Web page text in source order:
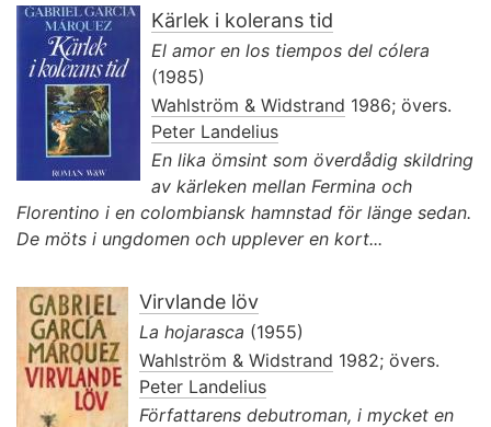
Kärlek i kolerans tid
El amor en los tiempos del cólera
(1985)
Wahlström & Widstrand 1986; övers.
Peter Landelius
En lika ömsint som överdådig skildring
av kärleken mellan Fermina och
Florentino i en colombiansk hamnstad för länge sedan.
De möts i ungdomen och upplever en kort...
Virvlande löv
La hojarasca (1955)
Wahlström & Widstrand 1982; övers.
Peter Landelius
Författarens debutroman, i mycket en